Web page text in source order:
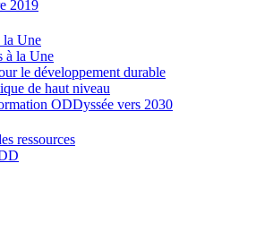
2019
la Une
à la Une
le développement durable
de haut niveau
ODDyssée vers 2030
ressources